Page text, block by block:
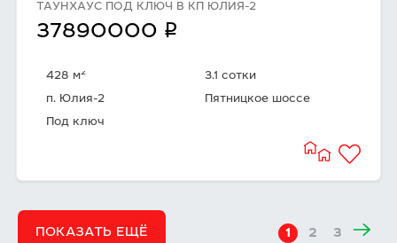
ТАУНХАУС ПОД КЛЮЧ В КП ЮЛИЯ-2
37890000 q
428 м2
3.1 сотки
п. Юлия-2
Пятницкое шоссе
Под ключ
ПОКАЗАТЬ ЕЩЁ 1 2 3